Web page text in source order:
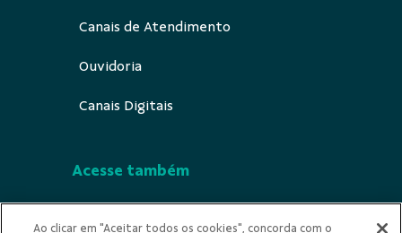
Canais de Atendimento
Ouvidoria
Canais Digitais
Acesse também
Ao clicar em "Aceitar todos os cookies", concorda com o